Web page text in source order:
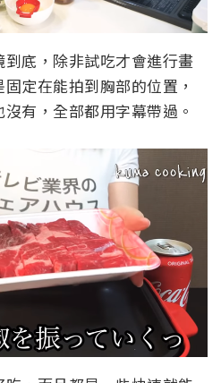
底，除非試吃才會進行畫
定在能拍到胸部的位置，
有，全部都用字幕帶過。